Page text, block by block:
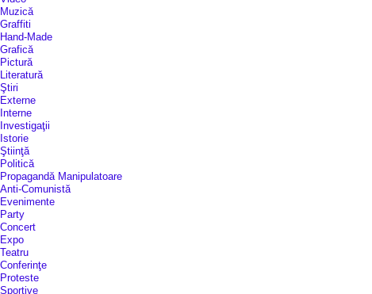
Muzică
Graffiti
Hand-Made
Grafică
Pictură
Literatură
Ştiri
Externe
Interne
Investigaţii
Istorie
Ştiinţă
Politică
Propagandă Manipulatoare
Anti-Comunistă
Evenimente
Party
Concert
Expo
Teatru
Conferinţe
Proteste
Sportive